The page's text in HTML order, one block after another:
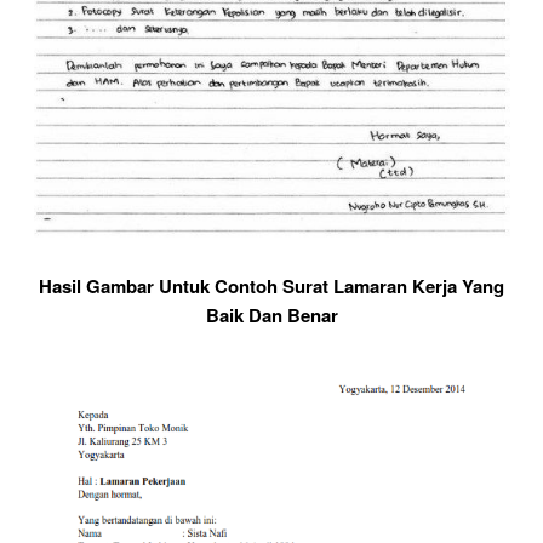
Hasil Gambar Untuk Contoh Surat Lamaran Kerja Yang
Baik Dan Benar